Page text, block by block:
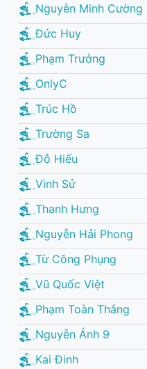
Nguyễn Minh Cường
Đức Huy
Phạm Trưởng
OnlyC
Trúc Hồ
Trường Sa
Đỗ Hiếu
Vinh Sử
Thanh Hưng
Nguyễn Hải Phong
Từ Công Phụng
Vũ Quốc Việt
Phạm Toàn Thắng
Nguyễn Ánh 9
Kai Đinh